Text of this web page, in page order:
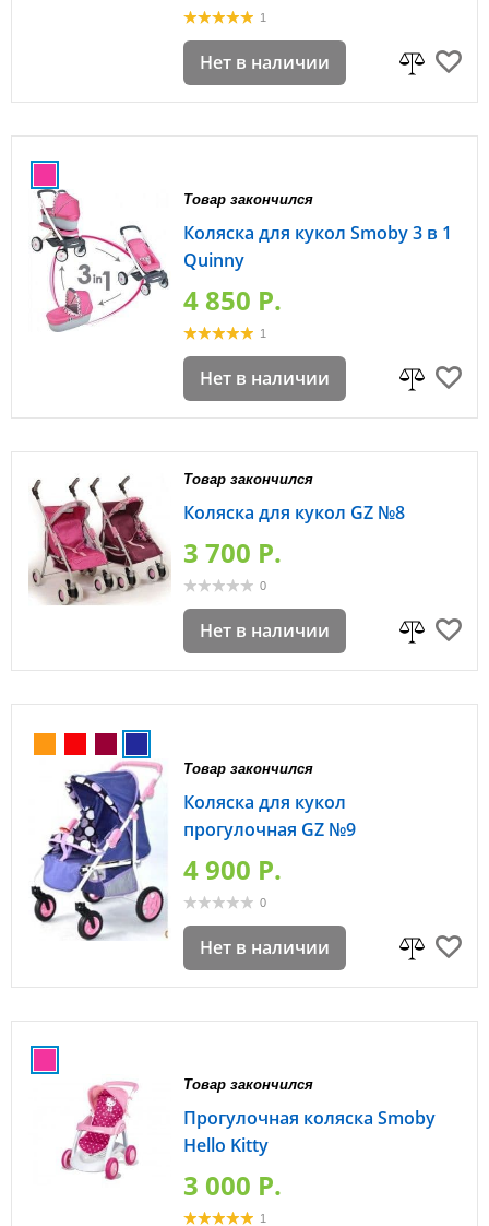
1
Нет в наличии
Товар закончился
Коляска для кукол Smoby 3 в 1
Quinny
4 850 P.
1
Нет в наличии
Товар закончился
Коляска для кукол GZ №8
3 700 P.
0
Нет в наличии
Товар закончился
Коляска для кукол
прогулочная GZ №9
4 900 P.
0
Нет в наличии
Товар закончился
Прогулочная коляска Smoby
Hello Kitty
3 000 P.
1